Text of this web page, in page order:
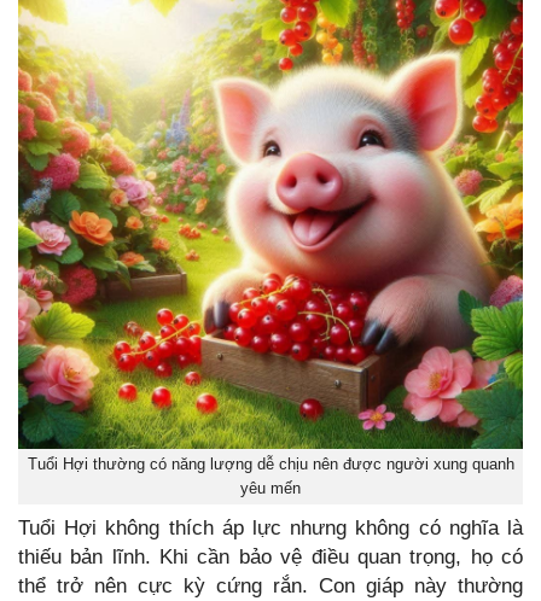
Tuổi Hợi thường có năng lượng dễ chịu nên được người xung quanh
yêu mến
Tuổi Hợi không thích áp lực nhưng không có nghĩa là
thiếu bản lĩnh. Khi cần bảo vệ điều quan trọng, họ có
thể trở nên cực kỳ cứng rắn. Con giáp này thường